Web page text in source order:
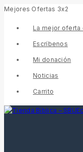
Mejores Ofertas 3x2
La mejor oferta
Escríbenos
Mi donación
Noticias
Carrito